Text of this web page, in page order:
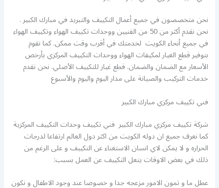
نحن متخصصون في جميع أعمال التكييف والتبريد في مبارك الكبير .
نحن نقدم أكثر من 50 من الفنيين ووحدات تكييف الهواء وتكييف الهواء
في جميع أنحاء الكويت لخدمتك في أقرب وقت ممكن. كما نقوم
بتوفير قطع الغيار لمكيفات الهواء ووحدات التكييف المركزي بأرخص
الأسعار مع الضمان والضمان. قطع غيار للتكييف الأصلي. نحن نقدم
خدمات التركيب والصيانة على مدار اليوم واليوم والأسبوع
فني تكييف مركزي مبارك الكبير
شركة تكييف مركزي مبارك الكبير فني تكييف وحدات التكييف المركزية
كما نعرف جميع ان دوله الكويت من اكثر دول العالم ارتفاعا لدرجات
الحراره و لا يمكن لاي انسان الاستغناء عن التكييف و على الرغم من
ذلك في بعض الاوقات يتعل التكييف عن العمل بسبب:
عطل ما و تمون الامور مزعجه جدا و خصوصا عند وجود الاطفال و نكون